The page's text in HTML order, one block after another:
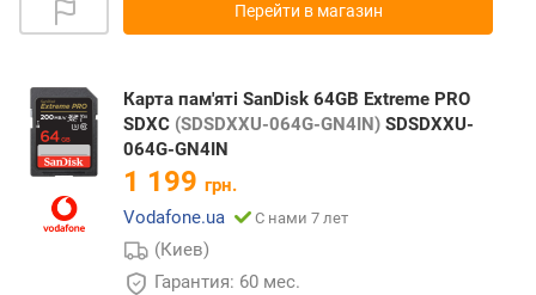
Перейти в магазин
Карта пам'яті SanDisk 64GB Extreme PRO
SDXC (SDSDXXU-064G-GN4IN) SDSDXXU-
064G-GN4IN
1 199 грн.
Vodafone.ua
С нами 7 лет
(Киев)
Гарантия: 60 мес.